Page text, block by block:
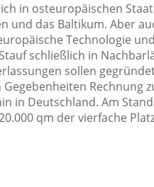
in osteuropäischen
und das Baltikum. Aber
Technologie
schließlich in
sollen
Rechnung
in Deutschland. Am
qm der vierfache